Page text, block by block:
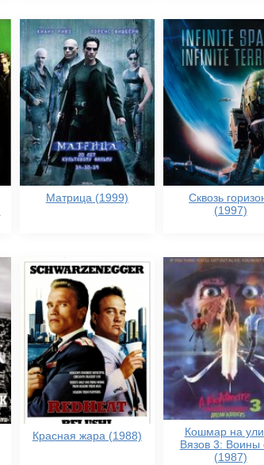
Матрица (1999)
Сквозь
(1997)
Красная жара (1988)
Кошмар на
Вязов 3: Воины
(1987)